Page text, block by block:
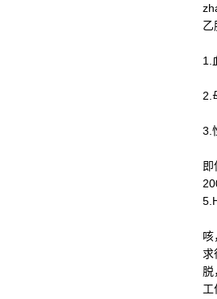
乙
1.
2.
3.
咳
求
脱
工